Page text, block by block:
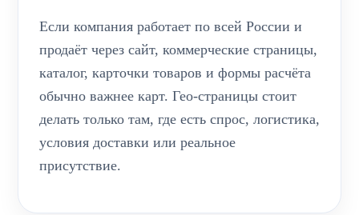
Если компания работает по всей России и
продаёт через сайт, коммерческие страницы,
каталог, карточки товаров и формы расчёта
обычно важнее карт. Гео-страницы стоит
делать только там, где есть спрос, логистика,
условия доставки или реальное
присутствие.